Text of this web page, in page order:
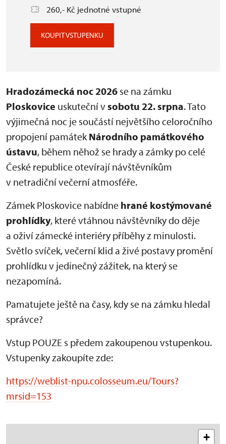
260,- Kč jednotné vstupné
KOUPIT VSTUPENKU
Hradozámecká noc 2026 se na zámku
Ploskovice uskuteční vsobotu 22. srpna. Tato
výjimečná noc je součástí největšího celoročního
propojení památekNárodního památkového
ústavu, během něhož se hrady a zámky po celé
České republice otevírají návštěvníkům
v netradiční večerní atmosféře.
Zámek Ploskovice nabídne hrané kostýmované
prohlídky, které vtáhnou návštěvníky do děje
a oživí zámecké interiéry příběhy z minulosti.
Světlo svíček, večerní klid a živé postavy promění
prohlídku v jedinečný zážitek, na který se
nezapomíná.
Pamatujete ještě na časy, kdy se na zámku hledal
správce?
Vstup POUZE s předem zakoupenou vstupenkou.
Vstupenky zakoupíte zde:
https://weblist-npu.colosseum.eu/Tours?
mrsid=153
+